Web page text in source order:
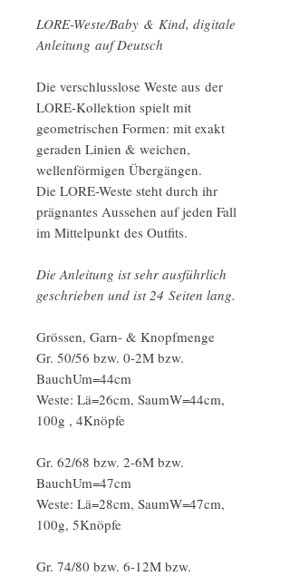
LORE-Weste/Baby & Kind, digitale
Anleitung auf Deutsch
Die verschlusslose Weste aus der
LORE-Kollektion spielt mit
geometrischen Formen: mit exakt
geraden Linien & weichen,
wellenförmigen Übergängen.
Die LORE-Weste steht durch ihr
prägnantes Aussehen auf jeden Fall
im Mittelpunkt des Outfits.
Die Anleitung ist sehr ausführlich
geschrieben und ist 24 Seiten lang.
Grössen, Garn- & Knopfmenge
Gr. 50/56 bzw. 0-2M bzw.
BauchUm=44cm
Weste: Lä=26cm, SaumW=44cm,
100g , 4Knöpfe
Gr. 62/68 bzw. 2-6M bzw.
BauchUm=47cm
Weste: Lä=28cm, SaumW=47cm,
100g, 5Knöpfe
Gr. 74/80 bzw. 6-12M bzw.